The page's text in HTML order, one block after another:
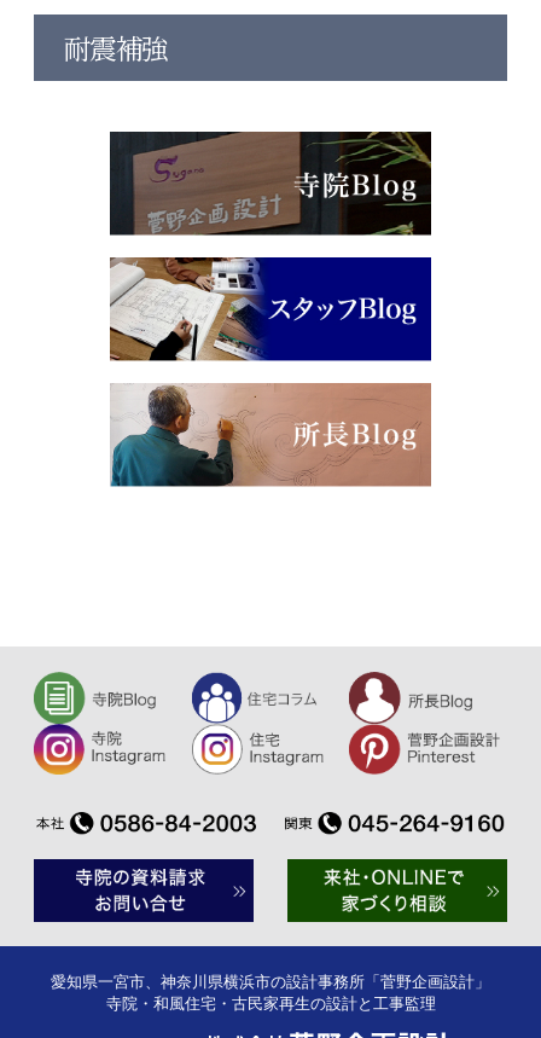
耐震補強
愛知県一宮市、神奈川県横浜市の設計事務所「菅野企画設計」
寺院・和風住宅・古民家再生の設計と工事監理